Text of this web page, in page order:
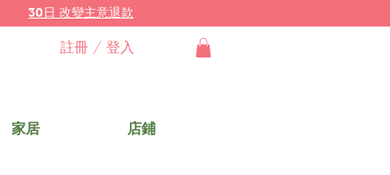
30日 改變主意退款
註冊 / 登入
家居 店鋪